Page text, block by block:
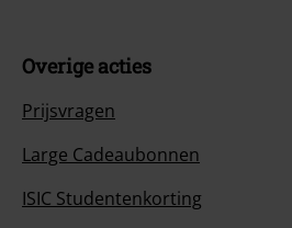
Overige acties
Prijsvragen
Large Cadeaubonnen
ISIC Studentenkorting